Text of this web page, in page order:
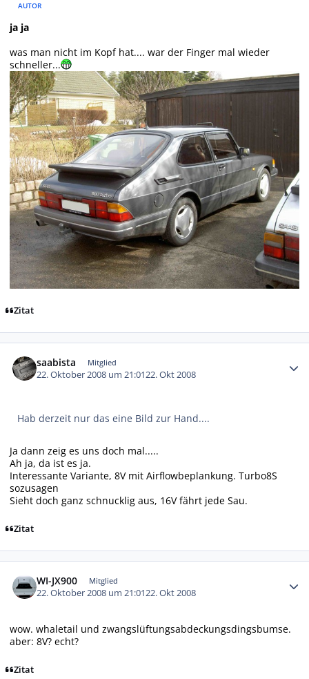
AUTOR
ja ja
was man nicht im Kopf hat.... war der Finger mal wieder
schneller...
Zitat
saabista Mitglied
22. Oktober 2008 um 21:0122. Okt 2008
Hab derzeit nur das eine Bild zur Hand....
Ja dann zeig es uns doch mal.....
Ah ja, da ist es ja.
Interessante Variante, 8V mit Airflowbeplankung. Turbo8S
sozusagen
Sieht doch ganz schnucklig aus, 16V fährt jede Sau.
Zitat
WI-JX900 Mitglied
22. Oktober 2008 um 21:0122. Okt 2008
wow. whaletail und zwangslüftungsabdeckungsdingsbumse.
aber: 8V? echt?
Zitat